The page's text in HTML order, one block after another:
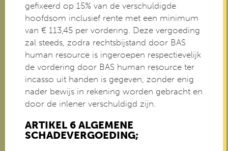
gefixeerd op 15% van de verschuldigde
hoofdsom inclusief rente met een minimum
van € 113,45 per vordering. Deze vergoeding
zal steeds, zodra rechtsbijstand door BAS
human resource is ingeroepen respectievelijk
de vordering door BAS human resource ter
incasso uit handen is gegeven, zonder enig
nader bewijs in rekening worden gebracht en
door de inlener verschuldigd zijn.
ARTIKEL 6 ALGEMENE
SCHADEVERGOEDING;